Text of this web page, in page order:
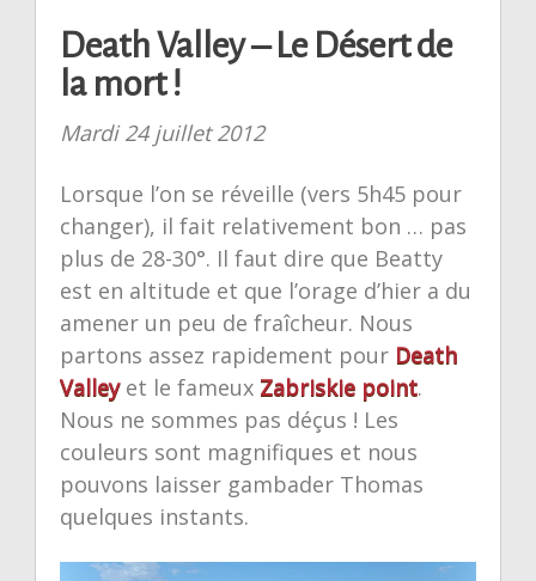
Death Valley – Le Désert de
la mort !
Mardi 24 juillet 2012
Lorsque l’on se réveille (vers 5h45 pour
changer), il fait relativement bon … pas
plus de 28-30°. Il faut dire que Beatty
est en altitude et que l’orage d’hier a du
amener un peu de fraîcheur. Nous
partons assez rapidement pour Death
Valleyet le fameux Zabriskie point.
Nous ne sommes pas déçus ! Les
couleurs sont magnifiques et nous
pouvons laisser gambader Thomas
quelques instants.